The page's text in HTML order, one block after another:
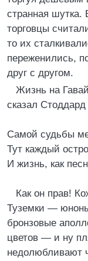
странная
торговцы
то их
переженились,
друг с другом.
Жизнь на
сказал
Самой судьбы
Тут каждый
И жизнь, как
Как он прав!
Туземки —
бронзовые
цветов — и ну
недолюбливают